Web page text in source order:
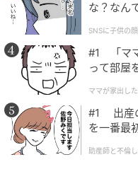
な？なん
SNSに子供の
#1 「マ
って部屋
ママが家出した
#1 出産
を一番最
助産師と不倫